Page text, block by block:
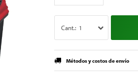
1
Métodos y costos de envío